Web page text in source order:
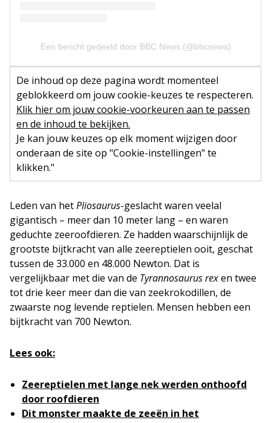
Een bericht gedeeld door BBC News (@bbcnews)
De inhoud op deze pagina wordt momenteel
geblokkeerd om jouw cookie-keuzes te respecteren.
Klik hier om jouw cookie-voorkeuren aan te passen
en de inhoud te bekijken.
Je kan jouw keuzes op elk moment wijzigen door
onderaan de site op "Cookie-instellingen" te
klikken."
Leden van hetPliosaurus­-geslacht waren veelal
gigantisch – meer dan 10 meter lang – en waren
geduchte zeeroofdieren. Ze hadden waarschijnlijk de
grootste bijtkracht van alle zeereptielen ooit, geschat
tussen de 33.000 en 48.000 Newton. Dat is
vergelijkbaar met die van de Tyrannosaurus rexen twee
tot drie keer meer dan die van zeekrokodillen, de
zwaarste nog levende reptielen. Mensen hebben een
bijtkracht van 700 Newton.
Lees ook:
Zeereptielen met lange nek werden onthoofd
door roofdieren
Dit monster maakte de zeeën in het